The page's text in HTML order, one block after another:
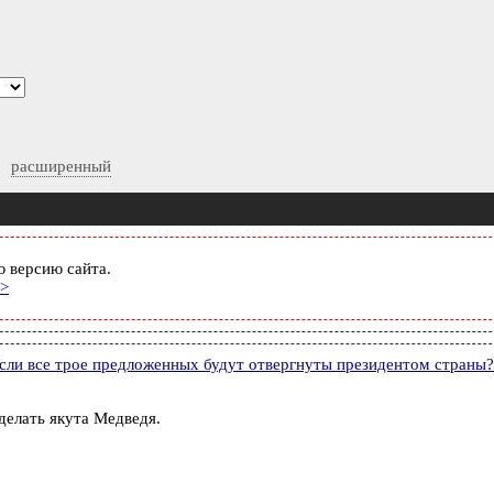
расширенный
версию сайта.
все трое предложенных будут отвергнуты президентом страны?
якута Медведя.